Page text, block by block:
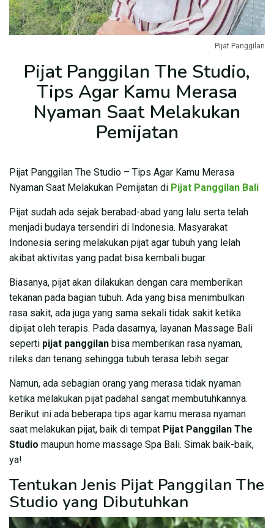
Pijat Panggilan
Pijat Panggilan The Studio,
Tips Agar Kamu Merasa
Nyaman Saat Melakukan
Pemijatan
Pijat Panggilan The Studio – Tips Agar Kamu Merasa
Nyaman Saat Melakukan Pemijatan di Pijat Panggilan Bali
Pijat sudah ada sejak berabad-abad yang lalu serta telah
menjadi budaya tersendiri di Indonesia. Masyarakat
Indonesia sering melakukan pijat agar tubuh yang lelah
akibat aktivitas yang padat bisa kembali bugar.
Biasanya, pijat akan dilakukan dengan cara memberikan
tekanan pada bagian tubuh. Ada yang bisa menimbulkan
rasa sakit, ada juga yang sama sekali tidak sakit ketika
dipijat oleh terapis. Pada dasarnya, layanan Massage Bali
seperti pijat panggilan bisa memberikan rasa nyaman,
rileks dan tenang sehingga tubuh terasa lebih segar.
Namun, ada sebagian orang yang merasa tidak nyaman
ketika melakukan pijat padahal sangat membutuhkannya.
Berikut ini ada beberapa tips agar kamu merasa nyaman
saat melakukan pijat, baik di tempat Pijat Panggilan The
Studio maupun home massage Spa Bali. Simak baik-baik,
ya!
Tentukan Jenis Pijat Panggilan The
Studio yang Dibutuhkan